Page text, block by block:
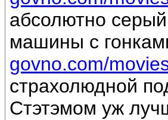
абсолютно
машины с
govno.com/
страхолюдной
Стэтэмом уж